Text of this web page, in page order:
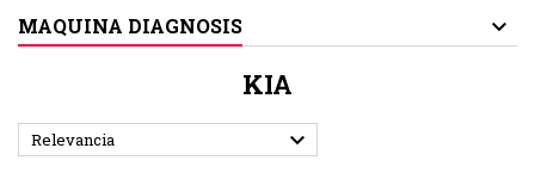
MAQUINA DIAGNOSIS
KIA
Relevancia 